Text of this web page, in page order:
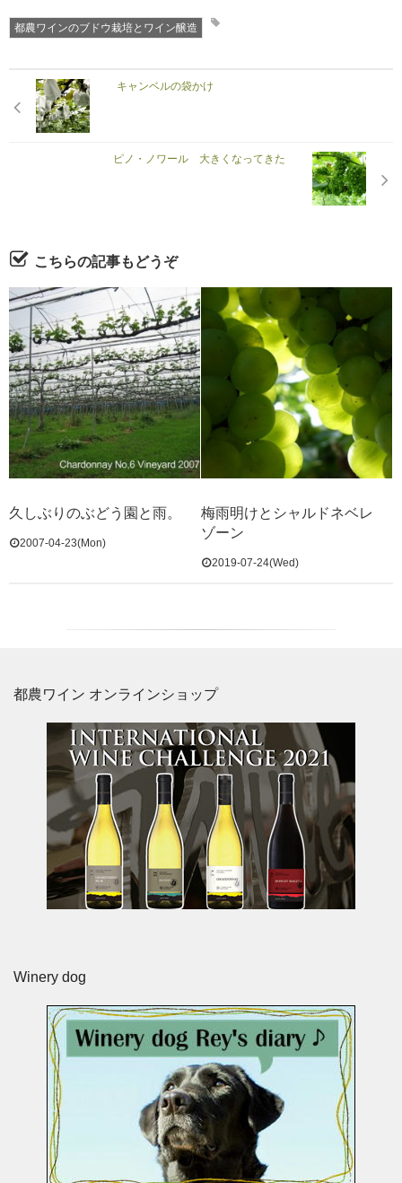
都農ワインのブドウ栽培とワイン醸造
キャンベルの袋かけ
ピノ・ノワール 大きくなってきた
こちらの記事もどうぞ
久しぶりのぶどう園と雨。
2007-04-23(Mon)
梅雨明けとシャルドネベレ
ゾーン
2019-07-24(Wed)
都農ワイン オンラインショップ
Winery dog